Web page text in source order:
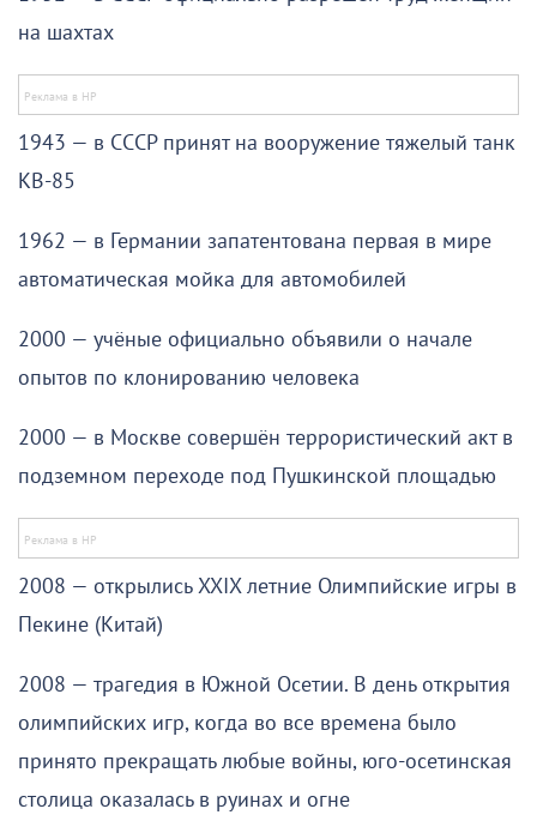
на шахтах
1943 — в СССР принят на вооружение тяжелый танк
КВ-85
1962 — в Германии запатентована первая в мире
автоматическая мойка для автомобилей
2000 — учёные официально объявили о начале
опытов по клонированию человека
2000 — в Москве совершён террористический акт в
подземном переходе под Пушкинской площадью
2008 — открылись XXIX летние Олимпийские игры в
Пекине (Китай)
2008 — трагедия в Южной Осетии. В день открытия
олимпийских игр, когда во все времена было
принято прекращать любые войны, юго-осетинская
столица оказалась в руинах и огне